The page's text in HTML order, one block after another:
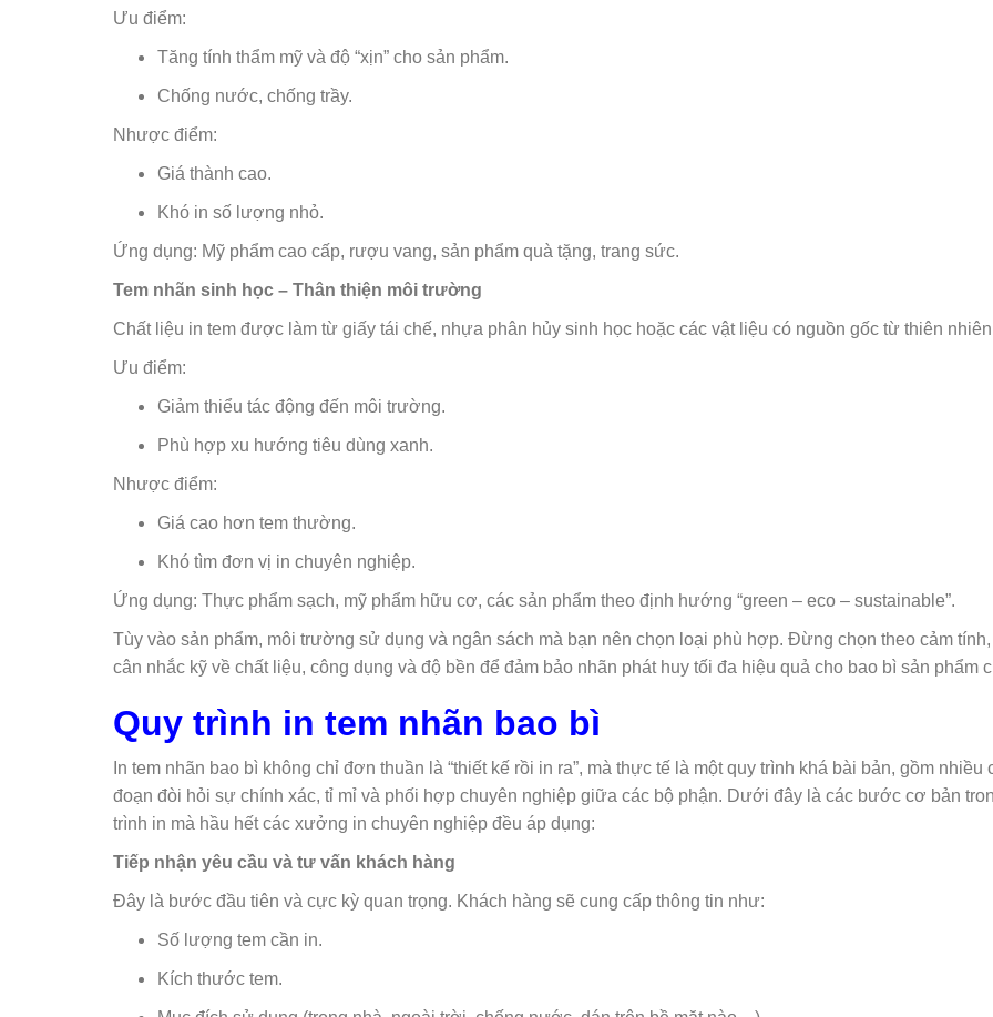
Ưu điểm:
Tăng tính thẩm mỹ và độ “xịn” cho sản phẩm.
Chống nước, chống trầy.
Nhược điểm:
Giá thành cao.
Khó in số lượng nhỏ.
Ứng dụng: Mỹ phẩm cao cấp, rượu vang, sản phẩm quà tặng, trang sức.
Tem nhãn sinh học – Thân thiện môi trường
Chất liệu in tem được làm từ giấy tái chế, nhựa phân hủy sinh học hoặc các vật liệu có nguồn gốc từ thiên
Ưu điểm:
Giảm thiểu tác động đến môi trường.
Phù hợp xu hướng tiêu dùng xanh.
Nhược điểm:
Giá cao hơn tem thường.
Khó tìm đơn vị in chuyên nghiệp.
Ứng dụng: Thực phẩm sạch, mỹ phẩm hữu cơ, các sản phẩm theo định hướng “green – eco – sustainable”.
Tùy vào sản phẩm, môi trường sử dụng và ngân sách mà bạn nên chọn loại phù hợp. Đừng chọn theo cảm
cân nhắc kỹ về chất liệu, công dụng và độ bền để đảm bảo nhãn phát huy tối đa hiệu quả cho bao bì sản phẩm
Quy trình in tem nhãn bao bì
In tem nhãn bao bì không chỉ đơn thuần là “thiết kế rồi in ra”, mà thực tế là một quy trình khá bài bản, gồm nhiều
đoạn đòi hỏi sự chính xác, tỉ mỉ và phối hợp chuyên nghiệp giữa các bộ phận. Dưới đây là các bước cơ bản
trình in mà hầu hết các xưởng in chuyên nghiệp đều áp dụng:
Tiếp nhận yêu cầu và tư vấn khách hàng
Đây là bước đầu tiên và cực kỳ quan trọng. Khách hàng sẽ cung cấp thông tin như:
Số lượng tem cần in.
Kích thước tem.